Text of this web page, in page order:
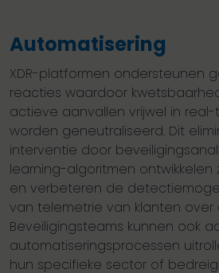
Automatisering
XDR-platformen ondersteunen
reacties waardoor
actieve aanvallen vrijwel in real-
worden geneutraliseerd. Dit
interventie door
learning-algoritmen ontwikkelen
en verbeteren de
van telemetrie van klanten over
Beveiligingsteams kunnen ook
automatiseringsprocessen
hun specifieke sector of